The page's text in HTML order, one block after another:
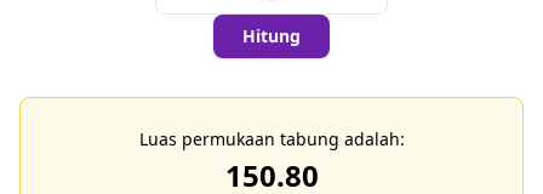
Hitung
Luas permukaan tabung adalah:
150.80